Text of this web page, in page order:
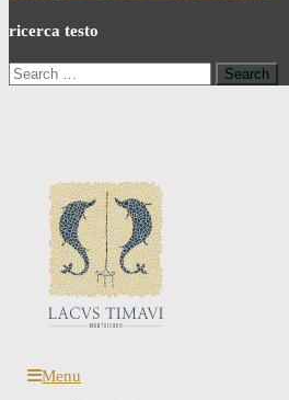
ricerca testo
Search
for:
Menu